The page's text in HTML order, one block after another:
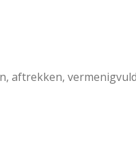
aftrekken,